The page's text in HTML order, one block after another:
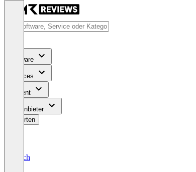
Software
Services
Content
Für Anbieter
Bewerten
Deutsch